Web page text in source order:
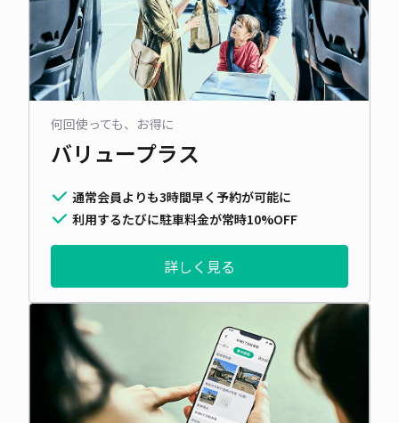
何回使っても、お得に
バリュープラス
通常会員よりも3時間早く予約が可能に
利用するたびに駐車料金が常時10%OFF
詳しく見る